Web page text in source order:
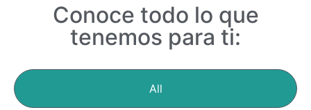
Conoce todo lo que
tenemos para ti:
All